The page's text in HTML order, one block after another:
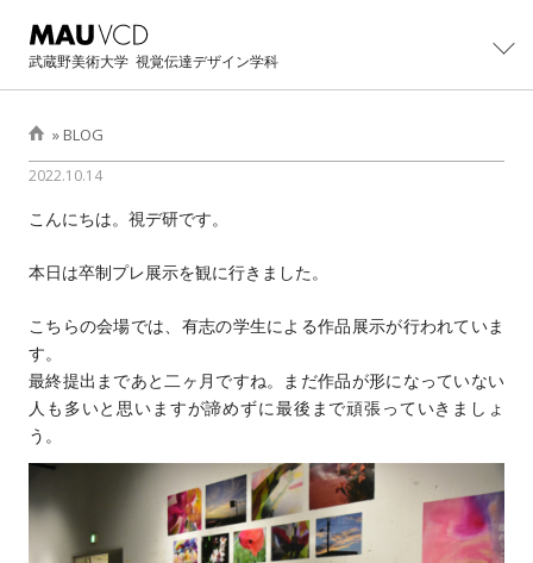
武蔵野美術大学 視覚伝達デザイン学科
学科紹介
学科概要
主任教授より
卒業生の活躍
卒業生インタビュー
制作・研究
カリキュラム
教員・スタッフ
設備・工房
卒業制作アーカイブ
大学院
大学院修士課程概要
カリキュラム
主任教授より
修士/博士論文・制作
イベント
卒業・修了制作展
オープンキャンパス
イベントの記録
進路
主な就職先・進学先
入試情報
過去3年次編入学試験問題
CONTACT
» BLOG
2022.10.14
こんにちは。視デ研です。
本日は卒制プレ展示を観に行きました。
こちらの会場では、有志の学生による作品展示が行われていま
す。
最終提出まであと二ヶ月ですね。まだ作品が形になっていない
人も多いと思いますが諦めずに最後まで頑張っていきましょ
う。